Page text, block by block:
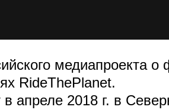
медиапроекта о
RideThePlanet.
апреле 2018 г. в